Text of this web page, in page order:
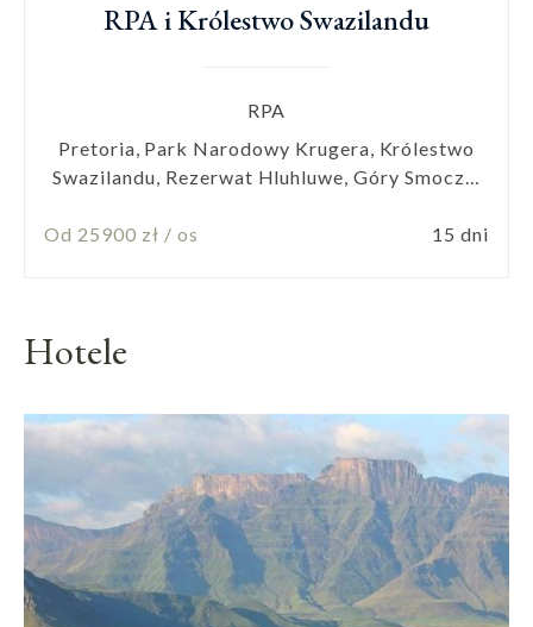
RPA i Królestwo Swazilandu
RPA
Pretoria, Park Narodowy Krugera, Królestwo
Swazilandu, Rezerwat Hluhluwe, Góry Smocze,
Od 25900 zł / os
15 dni
Hotele